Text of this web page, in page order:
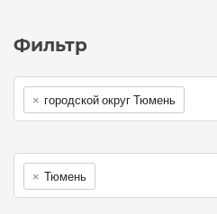
Фильтр
× городской округ Тюмень
× Тюмень